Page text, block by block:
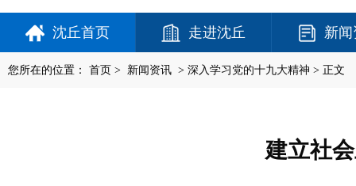
沈丘首页 走进沈丘 新
您所在的位置： 首页 > 新闻资讯 > 深入学习党的十九大精神 > 正文
建立社